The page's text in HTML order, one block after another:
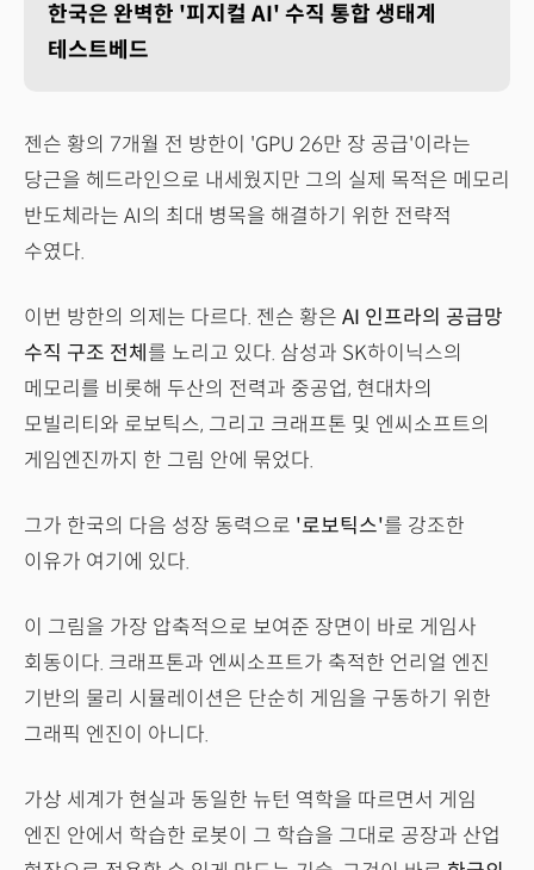
한국은 완벽한 '피지컬 AI' 수직 통합 생태계
테스트베드
젠슨 황의 7개월 전 방한이 'GPU 26만 장 공급'이라는
당근을 헤드라인으로 내세웠지만 그의 실제 목적은 메모리
반도체라는 AI의 최대 병목을 해결하기 위한 전략적
수였다.
이번 방한의 의제는 다르다. 젠슨 황은 AI 인프라의 공급망
수직 구조 전체 를 노리고 있다. 삼성과 SK하이닉스의
메모리를 비롯해 두산의 전력과 중공업, 현대차의
모빌리티와 로보틱스, 그리고 크래프톤 및 엔씨소프트의
게임엔진까지 한 그림 안에 묶었다.
그가 한국의 다음 성장 동력으로 '로보틱스'를 강조한
이유가 여기에 있다.
이 그림을 가장 압축적으로 보여준 장면이 바로 게임사
회동이다. 크래프톤과 엔씨소프트가 축적한 언리얼 엔진
기반의 물리 시뮬레이션은 단순히 게임을 구동하기 위한
그래픽 엔진이 아니다.
가상 세계가 현실과 동일한 뉴턴 역학을 따르면서 게임
엔진 안에서 학습한 로봇이 그 학습을 그대로 공장과 산업